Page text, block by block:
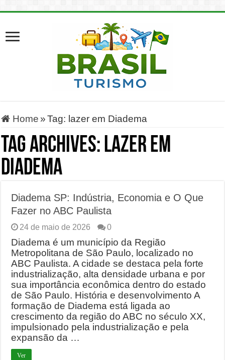
Home » Tag: lazer em Diadema
Tag Archives: lazer em
Diadema
Diadema SP: Indústria, Economia e O Que
Fazer no ABC Paulista
24 de maio de 2026 0
Diadema é um município da Região
Metropolitana de São Paulo, localizado no
ABC Paulista. A cidade se destaca pela forte
industrialização, alta densidade urbana e por
sua importância econômica dentro do estado
de São Paulo. História e desenvolvimento A
formação de Diadema está ligada ao
crescimento da região do ABC no século XX,
impulsionado pela industrialização e pela
expansão da …
Ver